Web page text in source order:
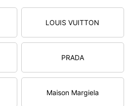
LOUIS VUITTON
PRADA
Maison Margiela